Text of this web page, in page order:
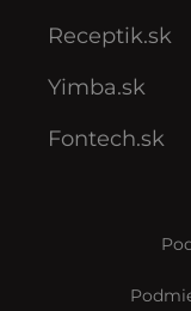
Receptik.sk
Yimba.sk
Fontech.sk